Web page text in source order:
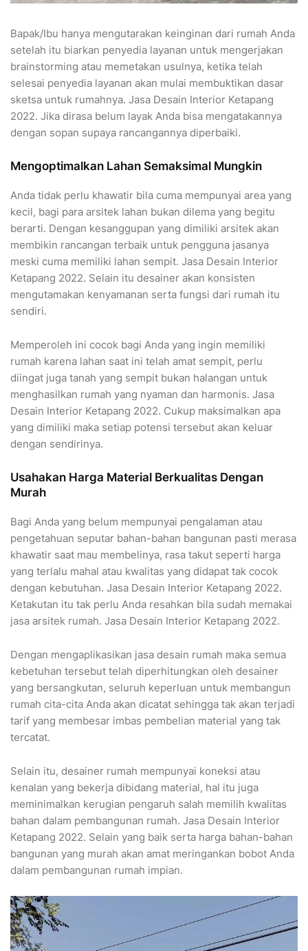
Bapak/Ibu hanya mengutarakan keinginan dari rumah Anda
setelah itu biarkan penyedia layanan untuk mengerjakan
brainstorming atau memetakan usulnya, ketika telah
selesai penyedia layanan akan mulai membuktikan dasar
sketsa untuk rumahnya. Jasa Desain Interior Ketapang
2022. Jika dirasa belum layak Anda bisa mengatakannya
dengan sopan supaya rancangannya diperbaiki.
Mengoptimalkan Lahan Semaksimal Mungkin
Anda tidak perlu khawatir bila cuma mempunyai area yang
kecil, bagi para arsitek lahan bukan dilema yang begitu
berarti. Dengan kesanggupan yang dimiliki arsitek akan
membikin rancangan terbaik untuk pengguna jasanya
meski cuma memiliki lahan sempit. Jasa Desain Interior
Ketapang 2022. Selain itu desainer akan konsisten
mengutamakan kenyamanan serta fungsi dari rumah itu
sendiri.
Memperoleh ini cocok bagi Anda yang ingin memiliki
rumah karena lahan saat ini telah amat sempit, perlu
diingat juga tanah yang sempit bukan halangan untuk
menghasilkan rumah yang nyaman dan harmonis. Jasa
Desain Interior Ketapang 2022. Cukup maksimalkan apa
yang dimiliki maka setiap potensi tersebut akan keluar
dengan sendirinya.
Usahakan Harga Material Berkualitas Dengan
Murah
Bagi Anda yang belum mempunyai pengalaman atau
pengetahuan seputar bahan-bahan bangunan pasti merasa
khawatir saat mau membelinya, rasa takut seperti harga
yang terlalu mahal atau kwalitas yang didapat tak cocok
dengan kebutuhan. Jasa Desain Interior Ketapang 2022.
Ketakutan itu tak perlu Anda resahkan bila sudah memakai
jasa arsitek rumah. Jasa Desain Interior Ketapang 2022.
Dengan mengaplikasikan jasa desain rumah maka semua
kebetuhan tersebut telah diperhitungkan oleh desainer
yang bersangkutan, seluruh keperluan untuk membangun
rumah cita-cita Anda akan dicatat sehingga tak akan terjadi
tarif yang membesar imbas pembelian material yang tak
tercatat.
Selain itu, desainer rumah mempunyai koneksi atau
kenalan yang bekerja dibidang material, hal itu juga
meminimalkan kerugian pengaruh salah memilih kwalitas
bahan dalam pembangunan rumah. Jasa Desain Interior
Ketapang 2022. Selain yang baik serta harga bahan-bahan
bangunan yang murah akan amat meringankan bobot Anda
dalam pembangunan rumah impian.